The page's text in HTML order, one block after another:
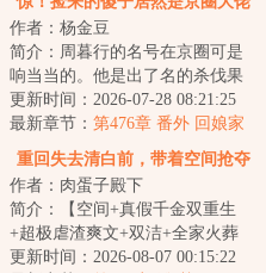
作者：杨金豆
简介：周暮行的名号在京圈可是
响当当的。他是出了名的杀伐果
断，腹黑无情，在一众兄弟里
面，优秀到让人望...
更新时间：2026-07-28 08:21:25
最新章节： 第476章 番外 回娘家
（下）
重回失去清白前，带着空间抢夺
江山
作者：肉蛋子殿下
简介：【空间+真假千金双重生
+超极虐渣爽文+双洁+全家火葬
场】&lt;br/&gt;【白切黑、貌美绝
更新时间：2026-08-07 00:15:22